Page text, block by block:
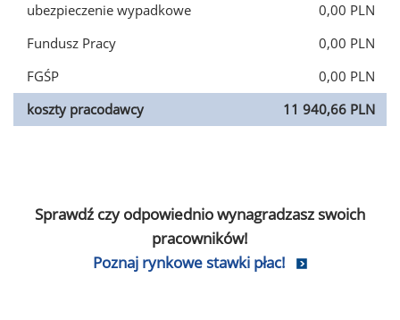
ubezpieczenie wypadkowe
0,00 PLN
Fundusz Pracy
0,00 PLN
FGŚP
0,00 PLN
koszty pracodawcy
11 940,66 PLN
Sprawdź czy odpowiednio wynagradzasz swoich
pracowników!
Poznaj rynkowe stawki płac!